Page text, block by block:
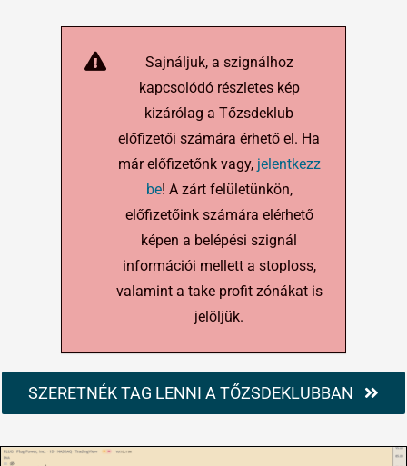
Sajnáljuk, a szignálhoz
kapcsolódó részletes kép
kizárólag a Tőzsdeklub
előfizetői számára érhető el. Ha
már előfizetőnk vagy, jelentkezz
be! A zárt felületünkön,
előfizetőink számára elérhető
képen a belépési szignál
információi mellett a stoploss,
valamint a take profit zónákat is
jelöljük.
SZERETNÉK TAG LENNI A TŐZSDEKLUBBAN